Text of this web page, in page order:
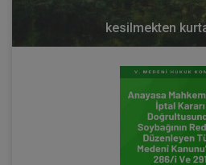
kesilmekten